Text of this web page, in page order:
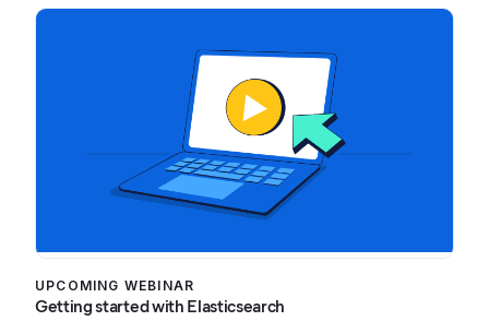
UPCOMING WEBINAR
Getting started with Elasticsearch